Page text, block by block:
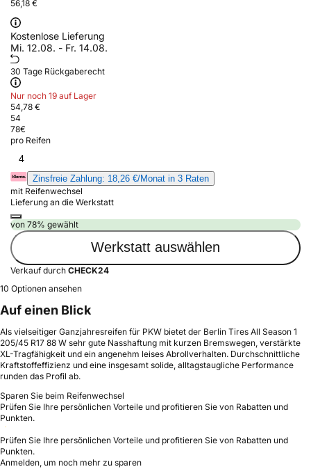
56,18 €
Kostenlose Lieferung
Mi. 12.08. - Fr. 14.08.
30 Tage Rückgaberecht
Nur noch 19 auf Lager
54,78 €
54
78€
pro Reifen
4
Zinsfreie Zahlung: 18,26 €/Monat in 3 Raten
mit Reifenwechsel
Lieferung an die Werkstatt
von 78% gewählt
Werkstatt auswählen
Verkauf durch CHECK24
10 Optionen ansehen
Auf einen Blick
Als vielseitiger Ganzjahresreifen für PKW bietet der Berlin Tires All Season 1
205/45 R17 88 W sehr gute Nasshaftung mit kurzen Bremswegen, verstärkte
XL-Tragfähigkeit und ein angenehm leises Abrollverhalten. Durchschnittliche
Kraftstoffeffizienz und eine insgesamt solide, alltagstaugliche Performance
runden das Profil ab.
Sparen Sie beim Reifenwechsel
Prüfen Sie Ihre persönlichen Vorteile und profitieren Sie von Rabatten und
Punkten.
Prüfen Sie Ihre persönlichen Vorteile und profitieren Sie von Rabatten und
Punkten.
Anmelden, um noch mehr zu sparen